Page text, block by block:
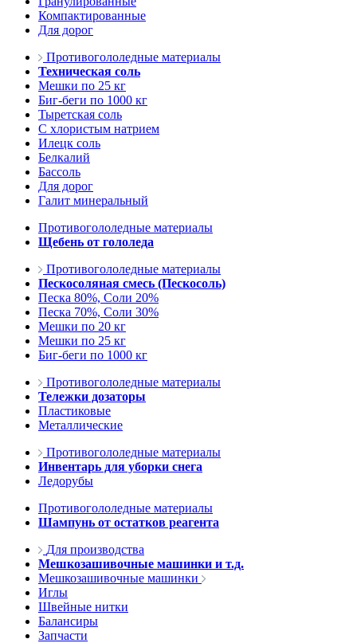
Компактированные
Для дорог
Противогололедные материалы
Техническая соль
Мешки по 25 кг
Биг-беги по 1000 кг
Тыретская соль
С хлористым натрием
Илецк соль
Белкалий
Бассоль
Для дорог
Галит минеральный
Противогололедные материалы
Щебень от гололеда
Противогололедные материалы
Пескосоляная смесь (Пескосоль)
Песка 80%, Соли 20%
Песка 70%, Соли 30%
Мешки по 20 кг
Мешки по 25 кг
Биг-беги по 1000 кг
Противогололедные материалы
Тележки дозаторы
Пластиковые
Металлические
Противогололедные материалы
Инвентарь для уборки снега
Ледорубы
Противогололедные материалы
Шампунь от остатков реагента
Для производства
Мешкозашивочные машинки и т.д.
Мешкозашивочные машинки
Иглы
Швейные нитки
Балансиры
Запчасти